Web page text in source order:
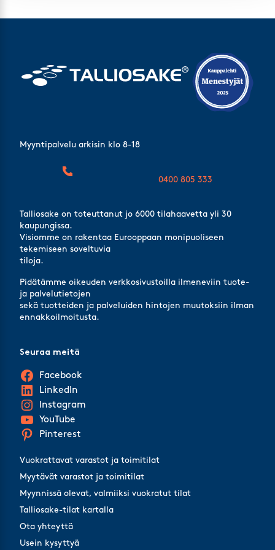
Myyntipalvelu arkisin klo 8-18
0400 805 333
Talliosake on toteuttanut jo 6000 tilahaavetta yli 30
kaupungissa.
Visiomme on rakentaa Eurooppaan monipuoliseen
tekemiseen soveltuvia
tiloja.
Pidätämme oikeuden verkkosivustoilla ilmeneviin tuote-
ja palvelutietojen
sekä tuotteiden ja palveluiden hintojen muutoksiin ilman
ennakkoilmoitusta.
Vuokrattavat varastot ja toimitilat
Myytävät varastot ja toimitilat
Myynnissä olevat, valmiiksi vuokratut tilat
Talliosake-tilat kartalla
Ota yhteyttä
Usein kysyttyä
Seuraa meitä
Facebook
LinkedIn
Instagram
YouTube
Pinterest